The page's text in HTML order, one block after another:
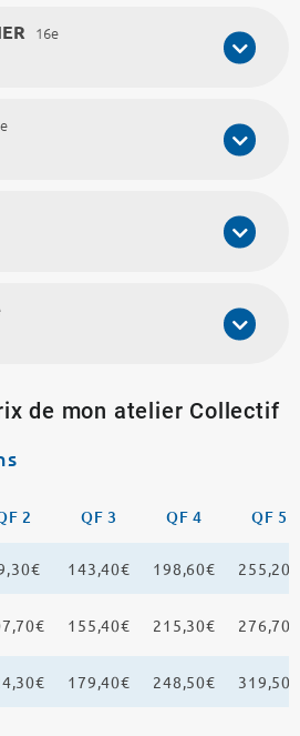
16e
de mon atelier Collectif
2 QF 3 QF 4 QF 5
143,40€ 198,60€ 255,20€
155,40€ 215,30€ 276,70€
179,40€ 248,50€ 319,50€